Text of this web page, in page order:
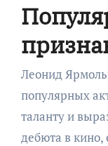
Леонид
популярных
таланту и
дебюта в кино,